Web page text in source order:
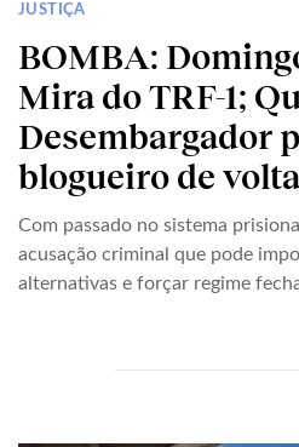
JUSTIÇA
BOMBA:
Mira do TRF-1;
Desembargador
blogueiro de
Com passado no sistema
acusação criminal que pode
alternativas e forçar regime